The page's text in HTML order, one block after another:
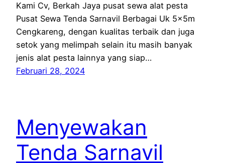
Kami Cv, Berkah Jaya pusat sewa alat pesta
Pusat Sewa Tenda Sarnavil Berbagai Uk 5x5m
Cengkareng, dengan kualitas terbaik dan juga
setok yang melimpah selain itu masih banyak
jenis alat pesta lainnya yang siap…
Februari 28, 2024
Menyewakan
Tenda Sarnavil